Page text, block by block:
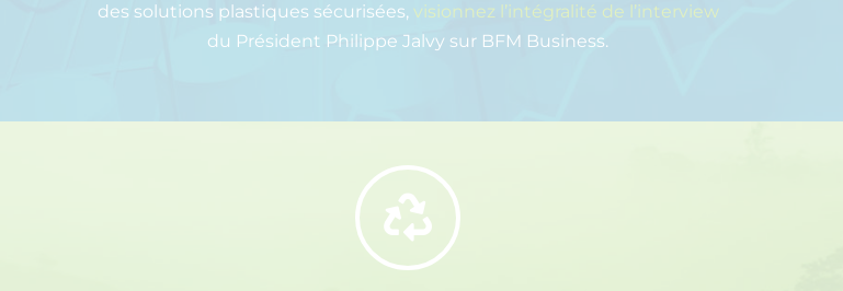
des solutions plastiques sécurisées, visionnez l’intégralité de l’interview
du Président Philippe Jalvy sur BFM Business.